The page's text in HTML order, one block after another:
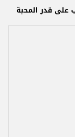
على قدر المحبة